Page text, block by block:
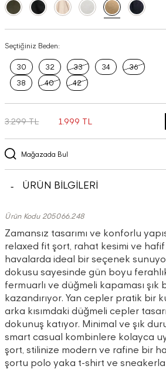
Seçtiğiniz Beden:
30 32 33 34
36
38
40 42
Mağazada Bul
3.299 TL 1.999 TL
ÜRÜN BİLGİLERİ
Ürün Kodu 205066.248
Zamansız tasarımı ve konforlu
relaxed fit şort, rahat kesimi ve hafif
havalarda ideal bir seçenek
dokusu sayesinde gün boyu
fermuarlı ve düğmeli kapaması şık
kazandırıyor. Yan cepler pratik bir
arka kısımdaki düğmeli cepler
dokunuş katıyor. Minimal ve şık
smart casual kombinlere kolayca
şort, stilinize modern ve rafine bir
şortu polo yaka t-shirt ve